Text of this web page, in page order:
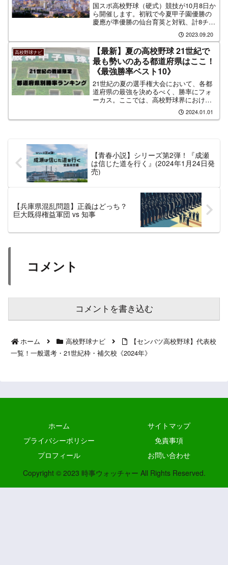
国スポ高校野球（硬式）競技が10月8日か
ら開催します。初戦で今夏甲子園優勝の
慶應が準優勝の仙台育英と対戦、計8チー
ムで行われるトーナメント形式の大会と
なる。この記事では国体高校野球の特徴
や選考基準を解説。また国体開催地や歴
代優勝校などをまとめています。
2023.09.20
高校野球ナビ
【最新】夏の高校野球 21世紀で
最も勢いのある都道府県はここ！
《最強勝率ベスト10》
21世紀の夏の選手権大会において、各都
道府県の最強を決めるべく、勝率にフォ
ーカス。ここでは、高校野球界における
最強勝率を誇るベスト10都道府県を厳
選。2001年から2023年までの22大会分の
データを基に、どの県がトップに躍り出
2024.01.01
【青春小説】シリーズ第2弾！『成瀬
は信じた道を行く』(2024年1月24日発
売)
【兵庫県混乱問題】正義はどっち？
巨大既得権益軍団 vs 知事
コメント
コメントを書き込む
ホーム 高校野球ナビ
【センバツ高校野球】代表校
一覧！一般選考・21世紀枠・補欠校《2024年》
ホーム
サイトマップ
プライバシーポリシー
免責事項
プロフィール
お問い合わせ
Copyright © 2023 時事ウォッチャー All Rights Reserved.